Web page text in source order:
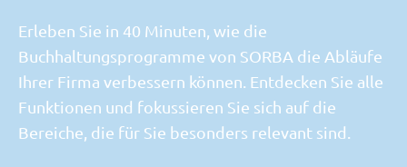
Erleben Sie in 40 Minuten, wie die
Buchhaltungsprogramme von SORBA die Abläufe
Ihrer Firma verbessern können. Entdecken Sie alle
Funktionen und fokussieren Sie sich auf die
Bereiche, die für Sie besonders relevant sind.